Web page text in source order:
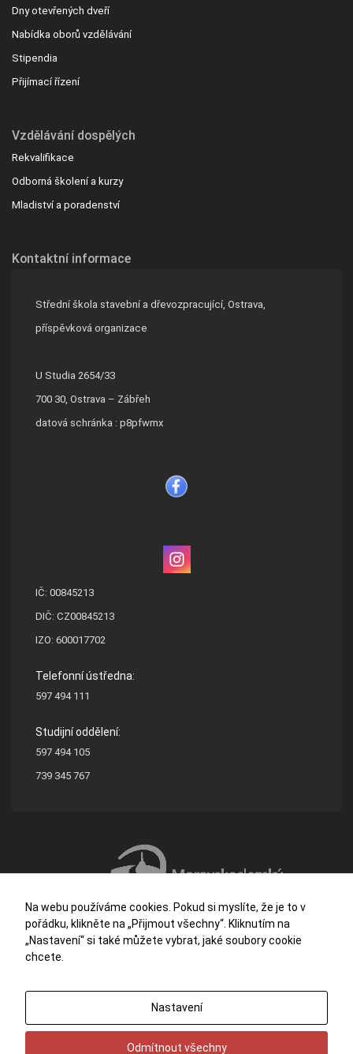
Dny otevřených dveří
Nabídka oborů vzdělávání
Stipendia
Přijímací řízení
Vzdělávání dospělých
Rekvalifikace
Odborná školení a kurzy
Mladiství a poradenství
Kontaktní informace
Střední škola stavební a dřevozpracující, Ostrava,
příspěvková organizace
U Studia 2654/33
700 30, Ostrava – Zábřeh
datová schránka : p8pfwmx
IČ: 00845213
DIČ: CZ00845213
IZO: 600017702
Telefonní ústředna:
597 494 111
Studijní oddělení:
597 494 105
739 345 767
zřizovanou Moravskoslezským krajem.
Na webu používáme cookies. Pokud si myslíte, že je to v
pořádku, klikněte na „Přijmout všechny“. Kliknutím na
„Nastavení“ si také můžete vybrat, jaké soubory cookie
chcete.
Nastavení
Odmítnout všechny
Potřebujete poradit?Zeptejte se našeho
asistentaChettyho.